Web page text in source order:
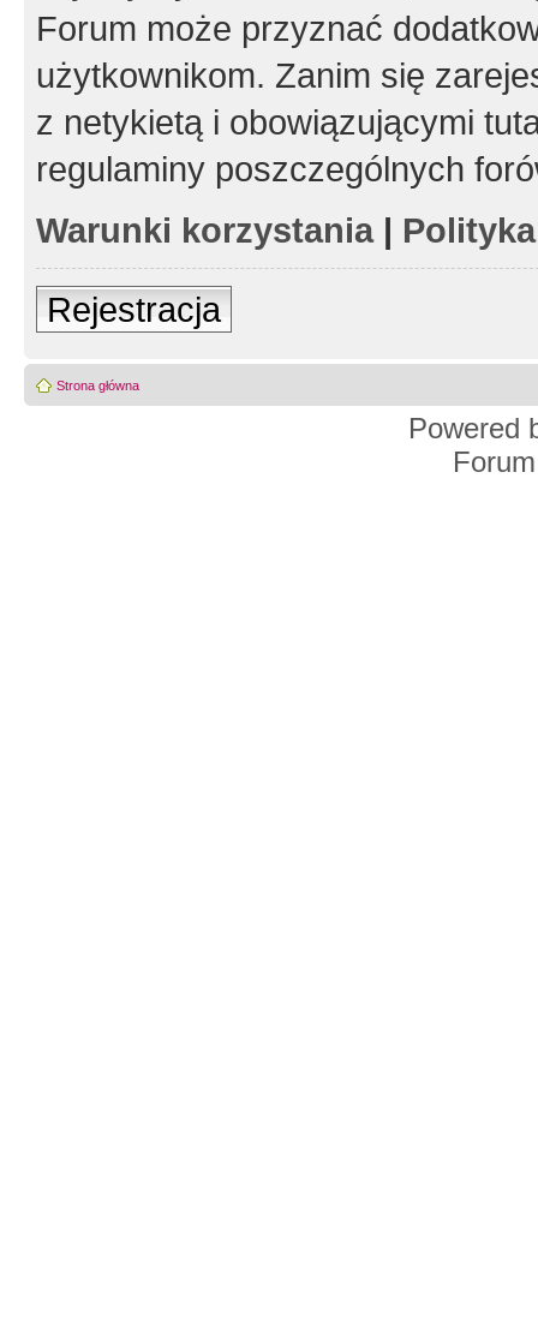
Forum może przyznać
użytkownikom. Zanim się
z netykietą i obowiązującymi
regulaminy poszczególnych
Warunki korzystania|
Rejestracja
Strona główna
Powered